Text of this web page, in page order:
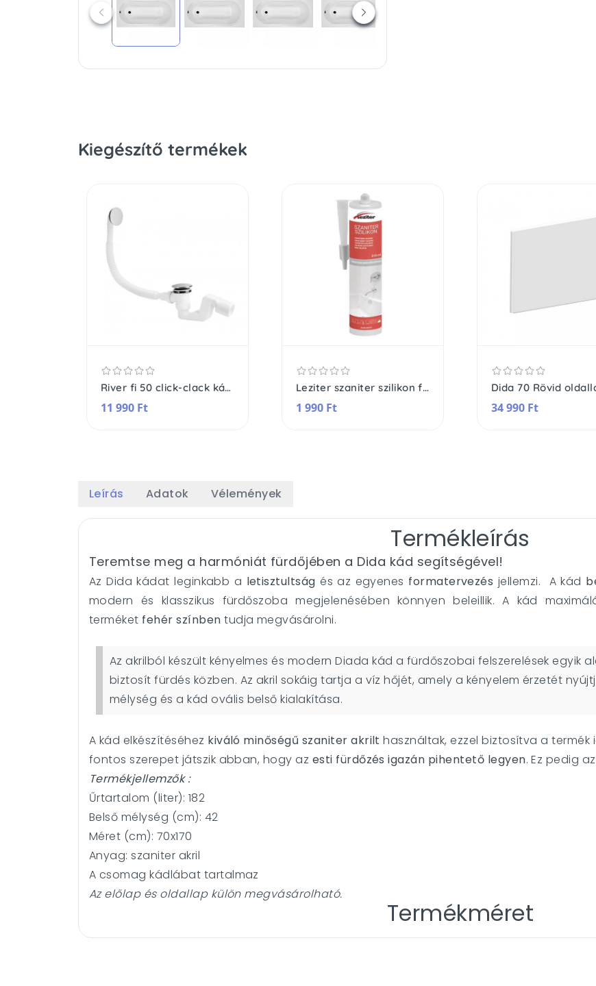
Kiegészítő termékek
River fi 50 click-clack kádleeresztő szifon
11 990 Ft
Leziter szaniter szilikon fehér
1 990 Ft
Dida 70 Rövid
34 990 Ft
Leírás Adatok Vélemények
Termékleírás
Teremtse meg a harmóniát fürdőjében a Dida kád segítségével!
Az Dida kádat leginkabb a letisztultság és az egyenes formatervezés jellemzi. A kád
modern és klasszikus fürdőszoba megjelenésében könnyen beleillik. A kád
terméket fehér színbentudja megvásárolni.
Az akrilból készült kényelmes és modern Diada kád a fürdőszobai felszerelések egyik
biztosít fürdés közben. Az akril sokáig tartja a víz hőjét, amely a kényelem érzetét
mélység és a kád ovális belső kialakítása.
A kád elkészítéséhez kiváló minőségű szaniter akrilt használtak, ezzel biztosítva a termék
fontos szerepet játszik abban, hogy az esti fürdőzés igazán pihentető legyen. Ez pedig
Termékjellemzők :
Űrtartalom (liter): 182
Belső mélység (cm): 42
Méret (cm): 70x170
Anyag: szaniter akril
A csomag kádlábat tartalmaz
Az előlap és oldallap külön megvásárolható.
Termékméret